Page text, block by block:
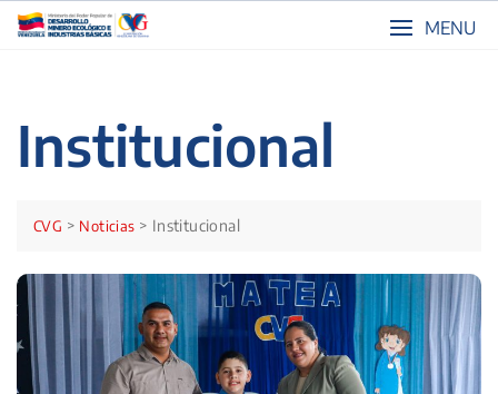
Skip
MENU
Institucional
CVG > Noticias > Institucional